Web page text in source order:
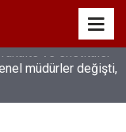
müdürler değişti,